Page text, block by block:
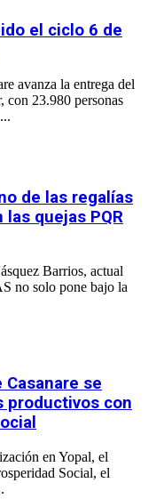
el ciclo 6 de
avanza la entrega del
con 23.980 personas
de las regalías
quejas PQR
Barrios, actual
no solo pone bajo la
se
productivos con
en Yopal, el
Social, el